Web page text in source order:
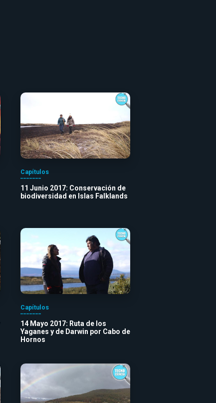
Capítulos
11 Junio 2017: Conservación de
biodiversidad en Islas Falklands
Capítulos
14 Mayo 2017: Ruta de los
Yaganes y de Darwin por Cabo de
Hornos